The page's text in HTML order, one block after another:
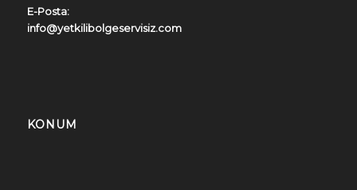
E-Posta:
info@yetkilibolgeservisiz.com
KONUM